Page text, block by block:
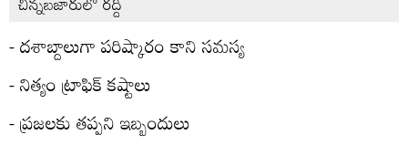
- దశాబ్దాలుగా పరిష్కారం కాని సమస్య
- నిత్యం ట్రాఫిక్‌ కష్టాలు
- ప్రజలకు తప్పని ఇబ్బందులు